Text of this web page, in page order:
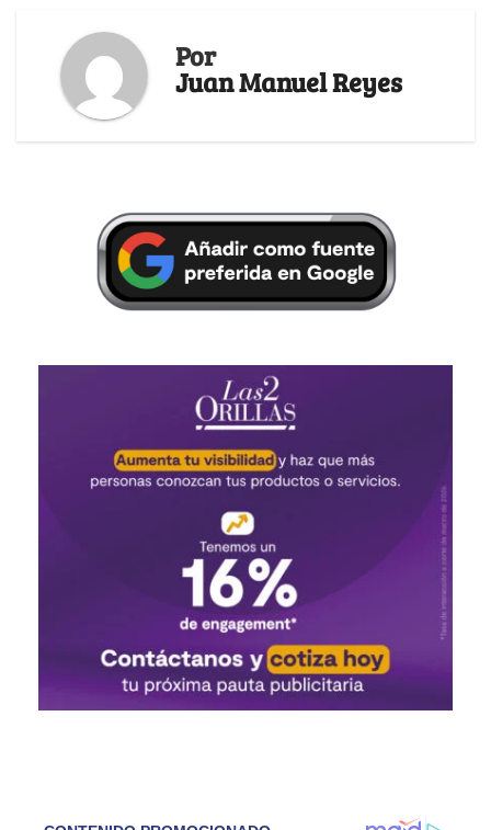
Por
Juan Manuel Reyes